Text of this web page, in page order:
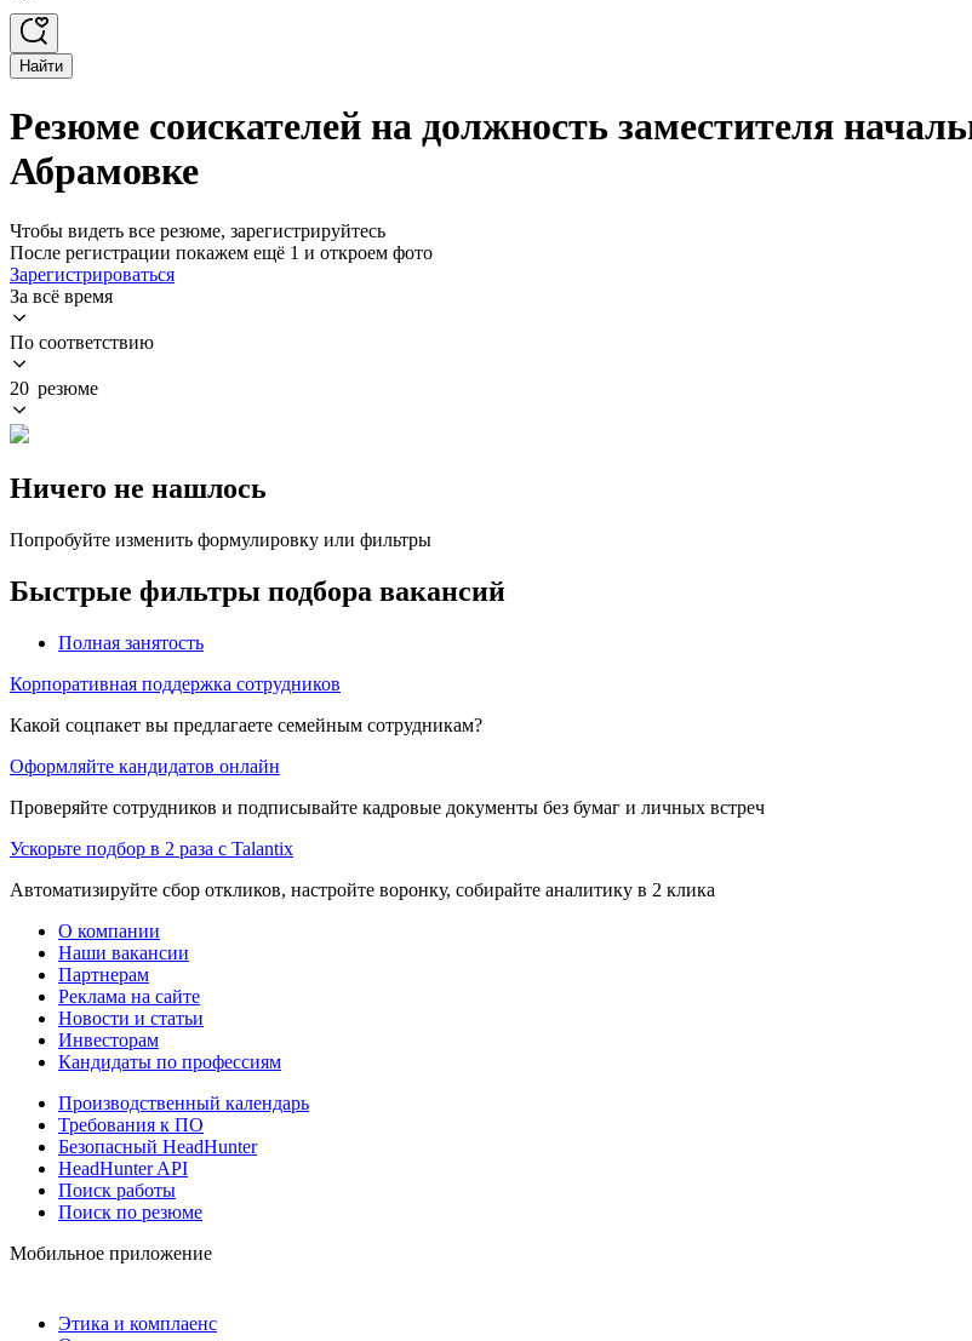
Найти
Резюме соискателей на должность заместителя
Абрамовке
Чтобы видеть все резюме, зарегистрируйтесь
После регистрации покажем ещё 1 и откроем фото
Зарегистрироваться
За всё время
По соответствию
20 резюме
Ничего не нашлось
Попробуйте изменить формулировку или фильтры
Быстрые фильтры подбора вакансий
Полная занятость
Корпоративная поддержка сотрудников
Какой соцпакет вы предлагаете семейным сотрудникам?
Оформляйте кандидатов онлайн
Проверяйте сотрудников и подписывайте кадровые документы без бумаг и личных встреч
Ускорьте подбор в 2 раза с Talantix
Автоматизируйте сбор откликов, настройте воронку, собирайте аналитику в 2 клика
О компании
Наши вакансии
Партнерам
Реклама на сайте
Новости и статьи
Инвесторам
Кандидаты по профессиям
Производственный календарь
Требования к ПО
Безопасный HeadHunter
HeadHunter API
Поиск работы
Поиск по резюме
Мобильное приложение
Этика и комплаенс